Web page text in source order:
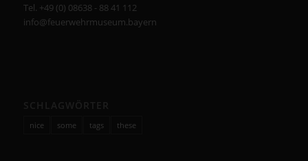
Tel. +49 (0) 08638 - 88 41 112
info@feuerwehrmuseum.bayern
nice some tags these